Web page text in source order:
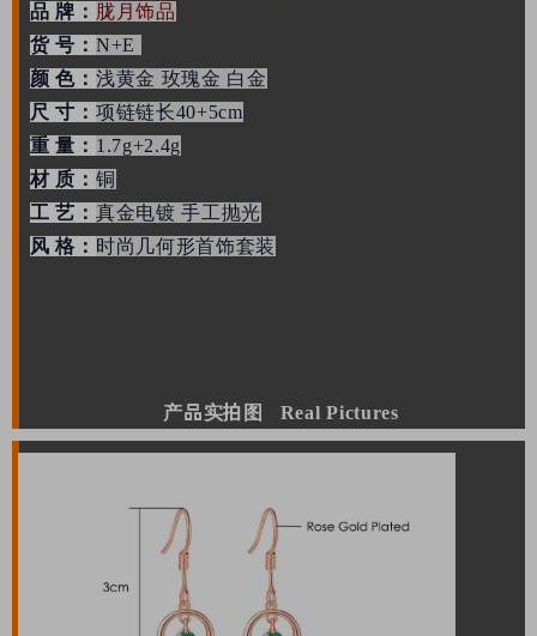
品 牌： 胧月饰品
货 号： N+E
颜 色： 浅黄金 玫瑰金 白金
尺 寸： 项链链长40+5cm
重 量： 1.7g+2.4g
材 质： 铜
工 艺： 真金电镀 手工抛光
风 格： 时尚几何形首饰套装
产品实拍图 Real Pictures